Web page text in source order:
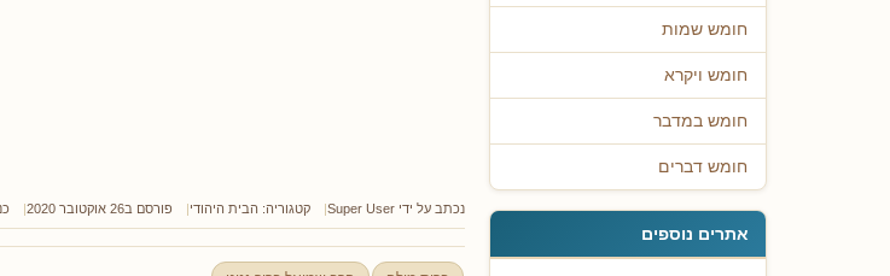
חומש שמות
חומש ויקרא
חומש במדבר
חומש דברים
אתרים נוספים
נכתב על ידי Super User קטגוריה: הבית היהודי פורסם ב26 אוקטובר 2020